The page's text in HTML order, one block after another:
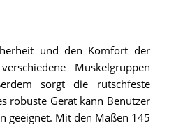
und den Komfort der
Muskelgruppen
sorgt die rutschfeste
robuste Gerät kann Benutzer
geeignet. Mit den Maßen 145